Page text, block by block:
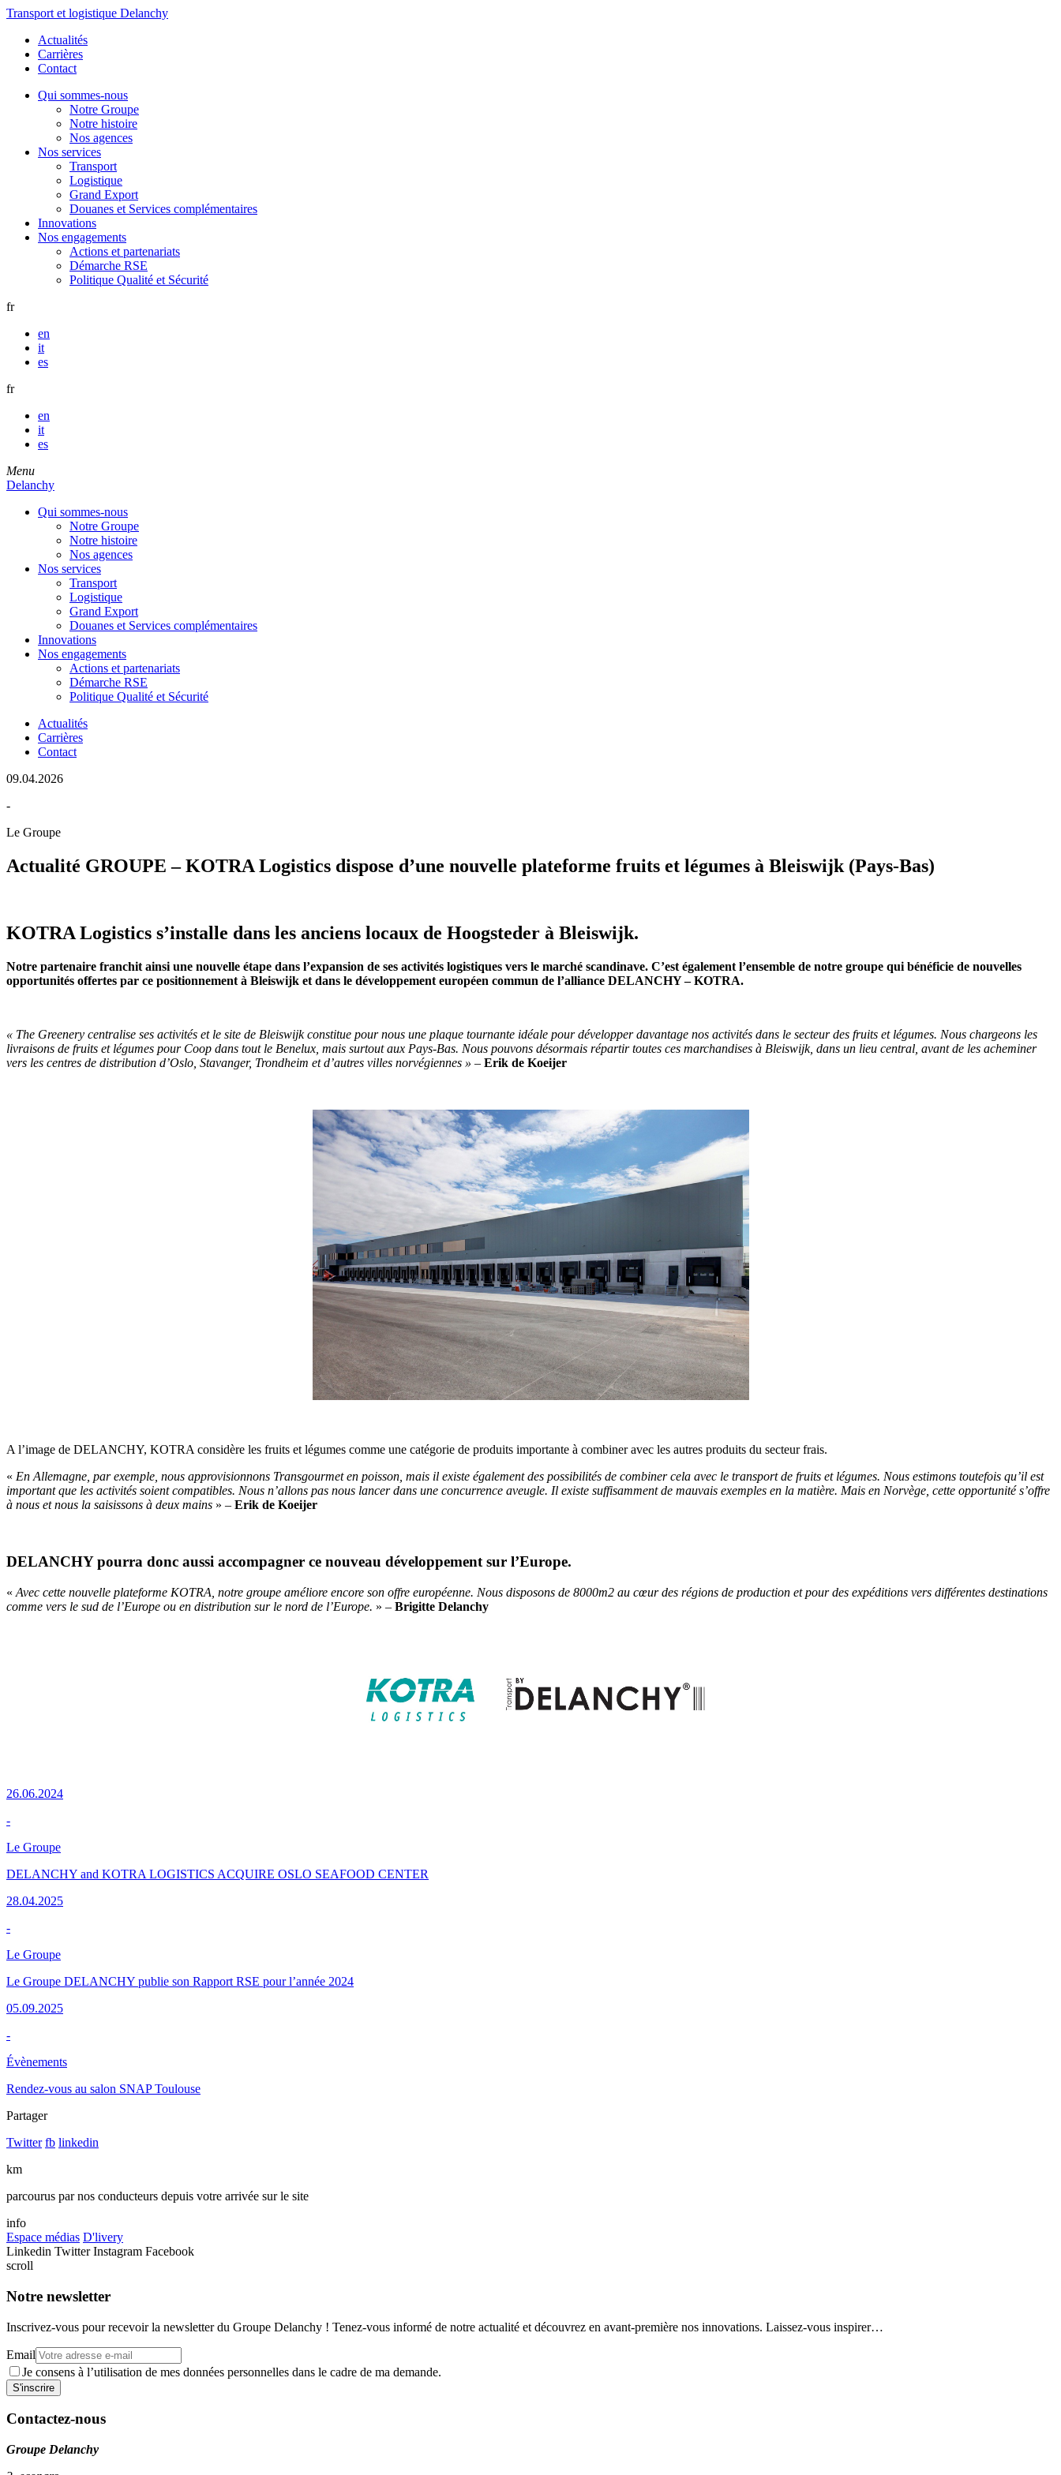
Transport et logistique Delanchy
Actualités
Carrières
Contact
Qui sommes-nous
Notre Groupe
Notre histoire
Nos agences
Nos services
Transport
Logistique
Grand Export
Douanes et Services complémentaires
Innovations
Nos engagements
Actions et partenariats
Démarche RSE
Politique Qualité et Sécurité
fr
en
it
es
fr
en
it
es
Menu
Delanchy
Qui sommes-nous
Notre Groupe
Notre histoire
Nos agences
Nos services
Transport
Logistique
Grand Export
Douanes et Services complémentaires
Innovations
Nos engagements
Actions et partenariats
Démarche RSE
Politique Qualité et Sécurité
Actualités
Carrières
Contact
09.04.2026
-
Le Groupe
Actualité GROUPE – KOTRA Logistics dispose d’une nouvelle plateforme fruits et légumes à Bleiswijk (Pays-Bas)
KOTRA Logistics s’installe dans les anciens locaux de Hoogsteder à Bleiswijk.
Notre partenaire franchit ainsi une nouvelle étape dans l’expansion de ses activités logistiques vers le marché scandinave. C’est également l’ensemble de notre groupe qui bénéficie de nouvelles
opportunités offertes par ce positionnement à Bleiswijk et dans le développement européen commun de l’alliance DELANCHY – KOTRA.
« The Greenery centralise ses activités et le site de Bleiswijk constitue pour nous une plaque tournante idéale pour développer davantage nos activités dans le secteur des fruits et légumes. Nous chargeons les
livraisons de fruits et légumes pour Coop dans tout le Benelux, mais surtout aux Pays-Bas. Nous pouvons désormais répartir toutes ces marchandises à Bleiswijk, dans un lieu central, avant de les acheminer
vers les centres de distribution d’Oslo, Stavanger, Trondheim et d’autres villes norvégiennes » – Erik de Koeijer
A l’image de DELANCHY, KOTRA considère les fruits et légumes comme une catégorie de produits importante à combiner avec les autres produits du secteur frais.
« En Allemagne, par exemple, nous approvisionnons Transgourmet en poisson, mais il existe également des possibilités de combiner cela avec le transport de fruits et légumes. Nous estimons toutefois qu’il est
important que les activités soient compatibles. Nous n’allons pas nous lancer dans une concurrence aveugle. Il existe suffisamment de mauvais exemples en la matière. Mais en Norvège, cette opportunité s’offre
à nous et nous la saisissons à deux mains » – Erik de Koeijer
DELANCHY pourra donc aussi accompagner ce nouveau développement sur l’Europe.
« Avec cette nouvelle plateforme KOTRA, notre groupe améliore encore son offre européenne. Nous disposons de 8000m2 au cœur des régions de production et pour des expéditions vers différentes destinations
comme vers le sud de l’Europe ou en distribution sur le nord de l’Europe. » – Brigitte Delanchy
26.06.2024
-
Le Groupe
DELANCHY and KOTRA LOGISTICS ACQUIRE OSLO SEAFOOD CENTER
28.04.2025
-
Le Groupe
Le Groupe DELANCHY publie son Rapport RSE pour l’année 2024
05.09.2025
-
Évènements
Rendez-vous au salon SNAP Toulouse
Partager
Twitter fb linkedin
km
parcourus par nos conducteurs depuis votre arrivée sur le site
info
Espace médias D'livery
Linkedin Twitter Instagram Facebook
scroll
Notre newsletter
Inscrivez-vous pour recevoir la newsletter du Groupe Delanchy ! Tenez-vous informé de notre actualité et découvrez en avant-première nos innovations. Laissez-vous inspirer…
Email
Je consens à l’utilisation de mes données personnelles dans le cadre de ma demande.
Contactez-nous
Groupe Delanchy